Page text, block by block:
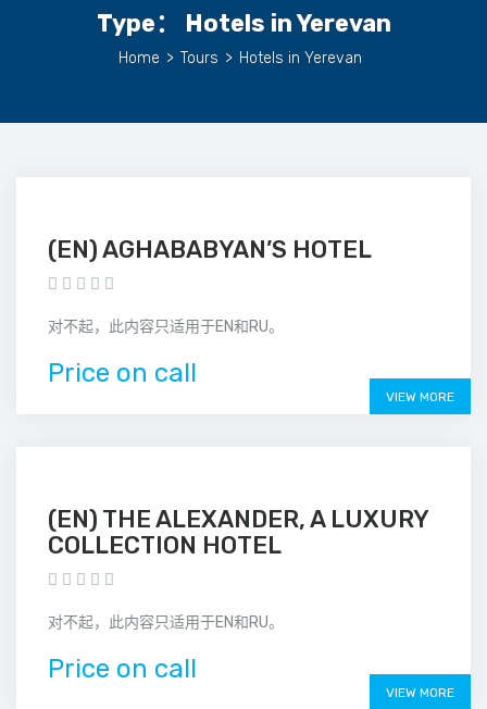
Type： Hotels in Yerevan
Home > Tours > Hotels in Yerevan
(EN) AGHABABYAN’S HOTEL
对不起，此内容只适用于EN和RU。
Price on call
VIEW MORE
(EN) THE ALEXANDER, A LUXURY
COLLECTION HOTEL
对不起，此内容只适用于EN和RU。
Price on call
VIEW MORE